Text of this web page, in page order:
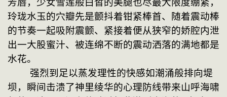
芳唇，少女雪莲般白皙的美腿也尽最大限度绷紧，
玲珑水玉的穴瓣先是颤抖着钳紧棒首、随着震动棒
的节奏一起吸附震颤、紧接着便从狭窄的娇腔内泄
出一大股蜜汁、被连绵不断的震动洒落的满地都是
水花。
坝，瞬间击溃了神里绫华的心理防线带来山呼海啸